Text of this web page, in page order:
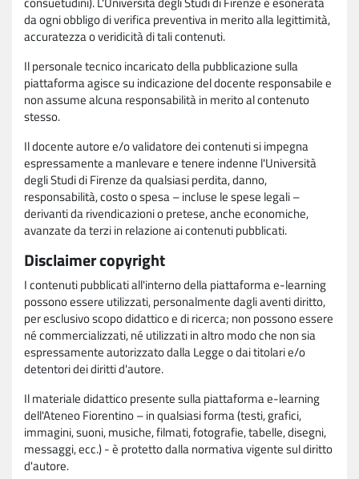
da ogni obbligo di verifica preventiva in merito alla legittimità,
accuratezza o veridicità di tali contenuti.
Il personale tecnico incaricato della pubblicazione sulla
piattaforma agisce su indicazione del docente responsabile e
non assume alcuna responsabilità in merito al contenuto
stesso.
Il docente autore e/o validatore dei contenuti si impegna
espressamente a manlevare e tenere indenne l'Università
degli Studi di Firenze da qualsiasi perdita, danno,
responsabilità, costo o spesa – incluse le spese legali –
derivanti da rivendicazioni o pretese, anche economiche,
avanzate da terzi in relazione ai contenuti pubblicati.
Disclaimer copyright
I contenuti pubblicati all'interno della piattaforma e-learning
possono essere utilizzati, personalmente dagli aventi diritto,
per esclusivo scopo didattico e di ricerca; non possono essere
né commercializzati, né utilizzati in altro modo che non sia
espressamente autorizzato dalla Legge o dai titolari e/o
detentori dei diritti d'autore.
Il materiale didattico presente sulla piattaforma e-learning
dell'Ateneo Fiorentino – in qualsiasi forma (testi, grafici,
immagini, suoni, musiche, filmati, fotografie, tabelle, disegni,
messaggi, ecc.) - è protetto dalla normativa vigente sul diritto
d'autore.